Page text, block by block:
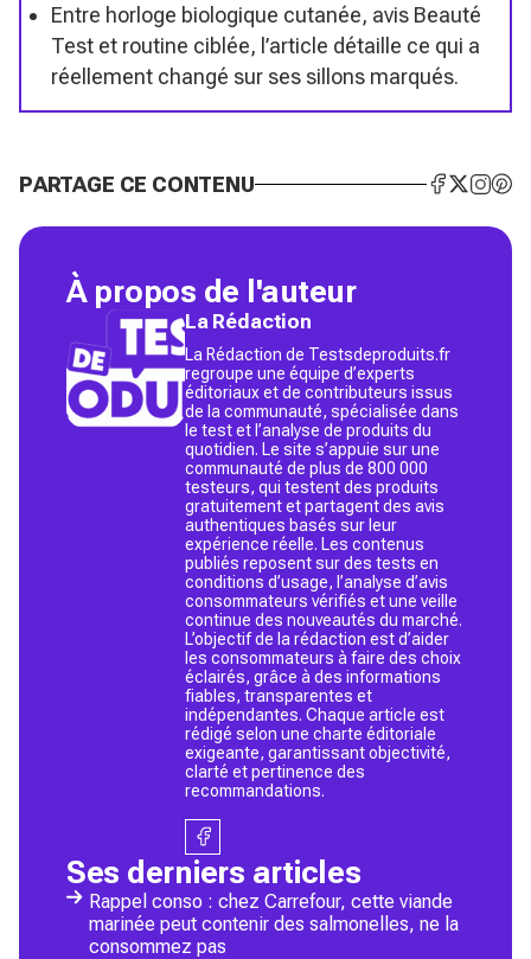
Entre horloge biologique cutanée, avis Beauté
Test et routine ciblée, l’article détaille ce qui a
réellement changé sur ses sillons marqués.
PARTAGE CE CONTENU
À propos de l'auteur
La Rédaction
La Rédaction de Testsdeproduits.fr
regroupe une équipe d’experts
éditoriaux et de contributeurs issus
de la communauté, spécialisée dans
le test et l’analyse de produits du
quotidien. Le site s’appuie sur une
communauté de plus de 800 000
testeurs, qui testent des produits
gratuitement et partagent des avis
authentiques basés sur leur
expérience réelle. Les contenus
publiés reposent sur des tests en
conditions d’usage, l’analyse d’avis
consommateurs vérifiés et une veille
continue des nouveautés du marché.
L’objectif de la rédaction est d’aider
les consommateurs à faire des choix
éclairés, grâce à des informations
fiables, transparentes et
indépendantes. Chaque article est
rédigé selon une charte éditoriale
exigeante, garantissant objectivité,
clarté et pertinence des
recommandations.
Ses derniers articles
Rappel conso : chez Carrefour, cette viande
marinée peut contenir des salmonelles, ne la
consommez pas